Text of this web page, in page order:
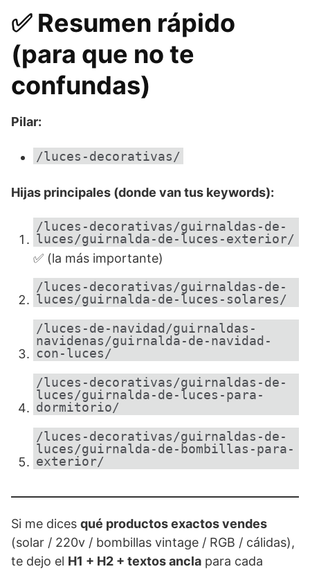
✅ Resumen rápido
(para que no te
confundas)
Pilar:
/luces-decorativas/
Hijas principales (donde van tus keywords):
/luces-decorativas/guirnaldas-de-
luces/guirnalda-de-luces-exterior/
✅ (la más importante)
/luces-decorativas/guirnaldas-de-
luces/guirnalda-de-luces-solares/
/luces-de-navidad/guirnaldas-
navidenas/guirnalda-de-navidad-
con-luces/
/luces-decorativas/guirnaldas-de-
luces/guirnalda-de-luces-para-
dormitorio/
/luces-decorativas/guirnaldas-de-
luces/guirnalda-de-bombillas-para-
exterior/
Si me dices qué productos exactos vendes
(solar / 220v / bombillas vintage / RGB / cálidas),
te dejo el H1 + H2 + textos ancla para cada